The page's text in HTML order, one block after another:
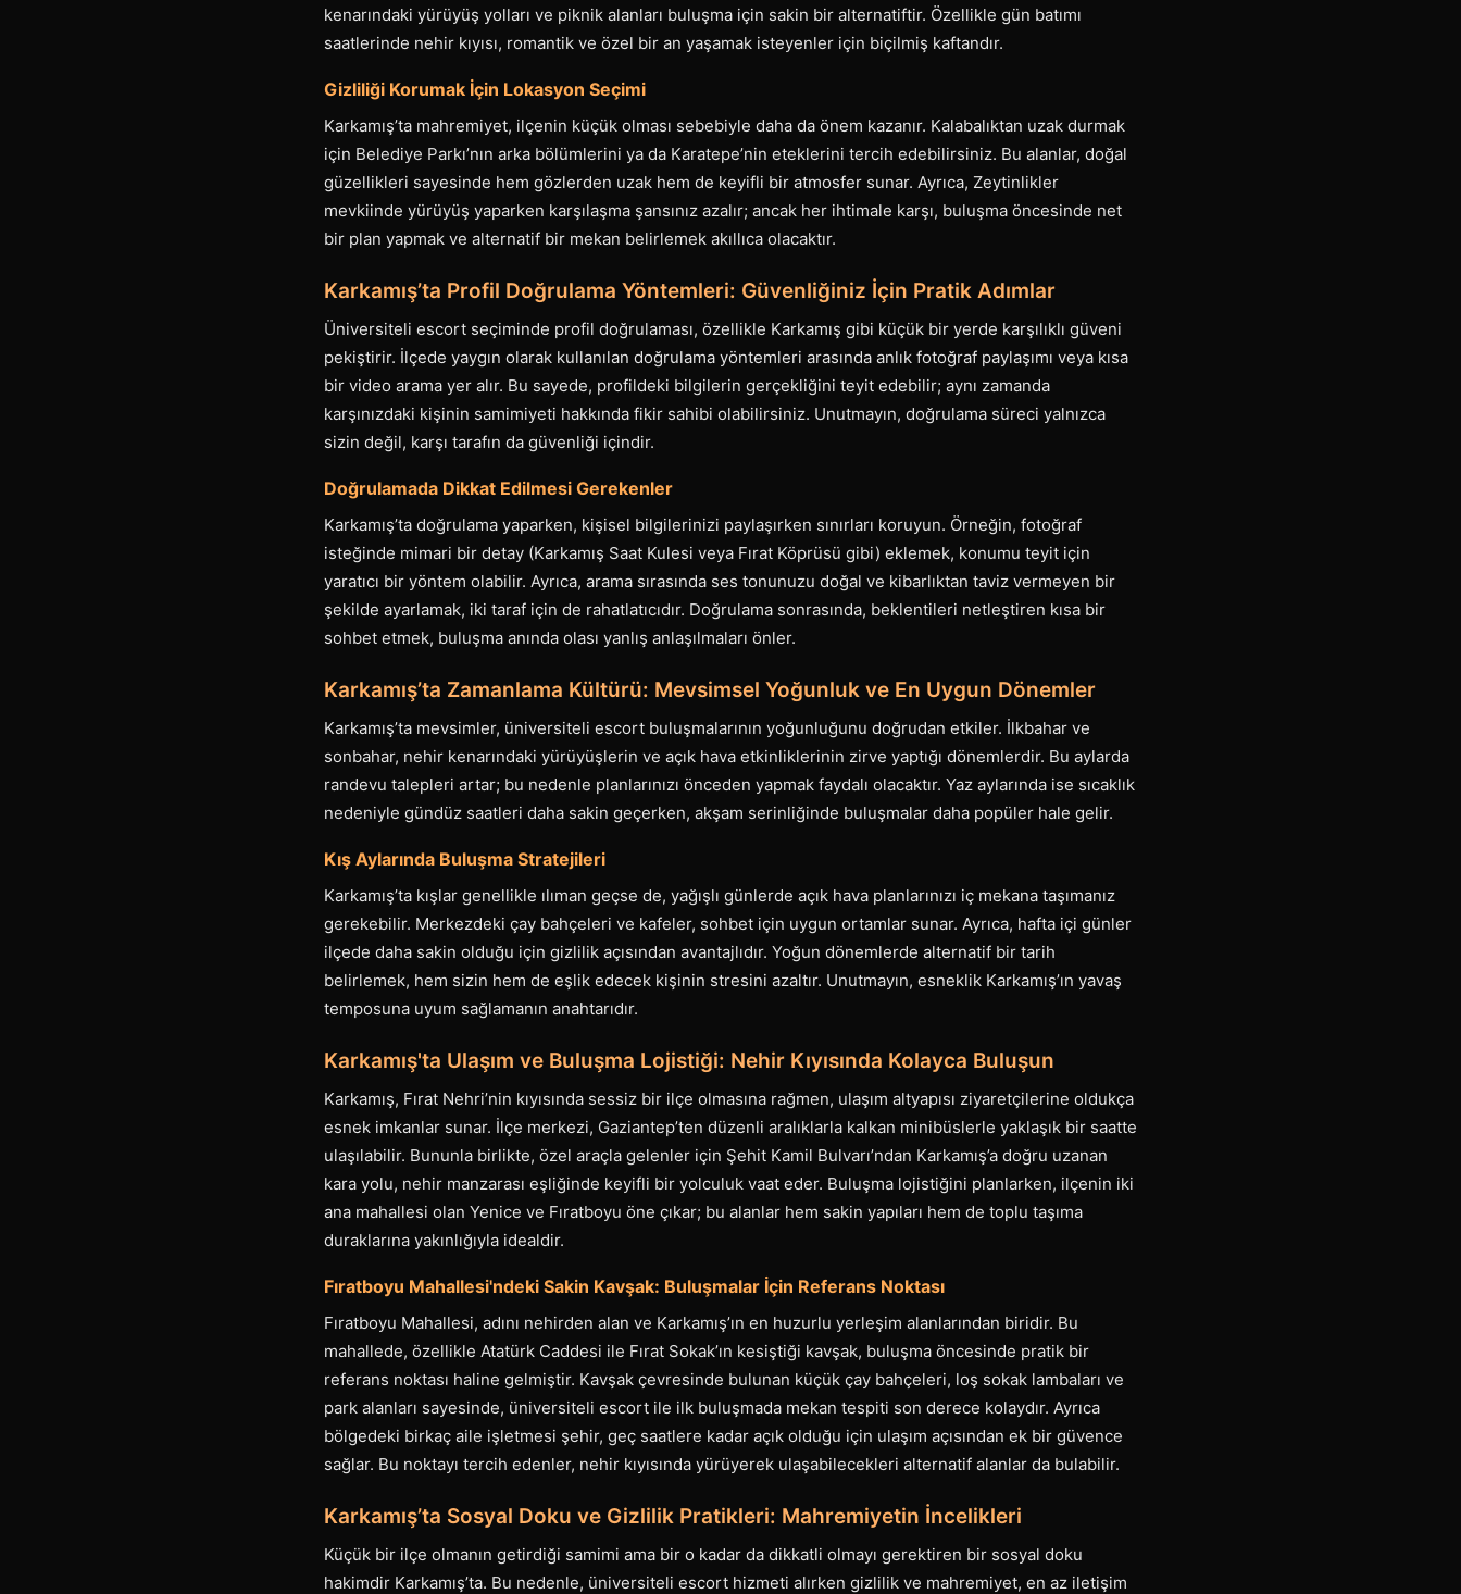
kenarındaki yürüyüş yolları ve piknik alanları buluşma için sakin bir alternatiftir. Özellikle gün batımı
saatlerinde nehir kıyısı, romantik ve özel bir an yaşamak isteyenler için biçilmiş kaftandır.
Gizliliği Korumak İçin Lokasyon Seçimi
Karkamış’ta mahremiyet, ilçenin küçük olması sebebiyle daha da önem kazanır. Kalabalıktan uzak durmak
için Belediye Parkı’nın arka bölümlerini ya da Karatepe’nin eteklerini tercih edebilirsiniz. Bu alanlar, doğal
güzellikleri sayesinde hem gözlerden uzak hem de keyifli bir atmosfer sunar. Ayrıca, Zeytinlikler
mevkiinde yürüyüş yaparken karşılaşma şansınız azalır; ancak her ihtimale karşı, buluşma öncesinde net
bir plan yapmak ve alternatif bir mekan belirlemek akıllıca olacaktır.
Karkamış’ta Profil Doğrulama Yöntemleri: Güvenliğiniz İçin Pratik Adımlar
Üniversiteli escort seçiminde profil doğrulaması, özellikle Karkamış gibi küçük bir yerde karşılıklı güveni
pekiştirir. İlçede yaygın olarak kullanılan doğrulama yöntemleri arasında anlık fotoğraf paylaşımı veya kısa
bir video arama yer alır. Bu sayede, profildeki bilgilerin gerçekliğini teyit edebilir; aynı zamanda
karşınızdaki kişinin samimiyeti hakkında fikir sahibi olabilirsiniz. Unutmayın, doğrulama süreci yalnızca
sizin değil, karşı tarafın da güvenliği içindir.
Doğrulamada Dikkat Edilmesi Gerekenler
Karkamış’ta doğrulama yaparken, kişisel bilgilerinizi paylaşırken sınırları koruyun. Örneğin, fotoğraf
isteğinde mimari bir detay (Karkamış Saat Kulesi veya Fırat Köprüsü gibi) eklemek, konumu teyit için
yaratıcı bir yöntem olabilir. Ayrıca, arama sırasında ses tonunuzu doğal ve kibarlıktan taviz vermeyen bir
şekilde ayarlamak, iki taraf için de rahatlatıcıdır. Doğrulama sonrasında, beklentileri netleştiren kısa bir
sohbet etmek, buluşma anında olası yanlış anlaşılmaları önler.
Karkamış’ta Zamanlama Kültürü: Mevsimsel Yoğunluk ve En Uygun Dönemler
Karkamış’ta mevsimler, üniversiteli escort buluşmalarının yoğunluğunu doğrudan etkiler. İlkbahar ve
sonbahar, nehir kenarındaki yürüyüşlerin ve açık hava etkinliklerinin zirve yaptığı dönemlerdir. Bu aylarda
randevu talepleri artar; bu nedenle planlarınızı önceden yapmak faydalı olacaktır. Yaz aylarında ise sıcaklık
nedeniyle gündüz saatleri daha sakin geçerken, akşam serinliğinde buluşmalar daha popüler hale gelir.
Kış Aylarında Buluşma Stratejileri
Karkamış’ta kışlar genellikle ılıman geçse de, yağışlı günlerde açık hava planlarınızı iç mekana taşımanız
gerekebilir. Merkezdeki çay bahçeleri ve kafeler, sohbet için uygun ortamlar sunar. Ayrıca, hafta içi günler
ilçede daha sakin olduğu için gizlilik açısından avantajlıdır. Yoğun dönemlerde alternatif bir tarih
belirlemek, hem sizin hem de eşlik edecek kişinin stresini azaltır. Unutmayın, esneklik Karkamış’ın yavaş
temposuna uyum sağlamanın anahtarıdır.
Karkamış'ta Ulaşım ve Buluşma Lojistiği: Nehir Kıyısında Kolayca Buluşun
Karkamış, Fırat Nehri’nin kıyısında sessiz bir ilçe olmasına rağmen, ulaşım altyapısı ziyaretçilerine oldukça
esnek imkanlar sunar. İlçe merkezi, Gaziantep’ten düzenli aralıklarla kalkan minibüslerle yaklaşık bir saatte
ulaşılabilir. Bununla birlikte, özel araçla gelenler için Şehit Kamil Bulvarı’ndan Karkamış’a doğru uzanan
kara yolu, nehir manzarası eşliğinde keyifli bir yolculuk vaat eder. Buluşma lojistiğini planlarken, ilçenin iki
ana mahallesi olan Yenice ve Fıratboyu öne çıkar; bu alanlar hem sakin yapıları hem de toplu taşıma
duraklarına yakınlığıyla idealdir.
Fıratboyu Mahallesi'ndeki Sakin Kavşak: Buluşmalar İçin Referans Noktası
Fıratboyu Mahallesi, adını nehirden alan ve Karkamış’ın en huzurlu yerleşim alanlarından biridir. Bu
mahallede, özellikle Atatürk Caddesi ile Fırat Sokak’ın kesiştiği kavşak, buluşma öncesinde pratik bir
referans noktası haline gelmiştir. Kavşak çevresinde bulunan küçük çay bahçeleri, loş sokak lambaları ve
park alanları sayesinde, üniversiteli escort ile ilk buluşmada mekan tespiti son derece kolaydır. Ayrıca
bölgedeki birkaç aile işletmesi şehir, geç saatlere kadar açık olduğu için ulaşım açısından ek bir güvence
sağlar. Bu noktayı tercih edenler, nehir kıyısında yürüyerek ulaşabilecekleri alternatif alanlar da bulabilir.
Karkamış’ta Sosyal Doku ve Gizlilik Pratikleri: Mahremiyetin İncelikleri
Küçük bir ilçe olmanın getirdiği samimi ama bir o kadar da dikkatli olmayı gerektiren bir sosyal doku
hakimdir Karkamış’ta. Bu nedenle, üniversiteli escort hizmeti alırken gizlilik ve mahremiyet, en az iletişim